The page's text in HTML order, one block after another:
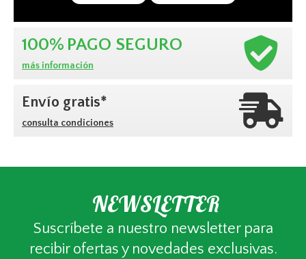
100% PAGO SEGURO
más información
Envío gratis*
consulta condiciones
NEWSLETTER
Suscríbete a nuestro newsletter para
recibir ofertas y novedades exclusivas.